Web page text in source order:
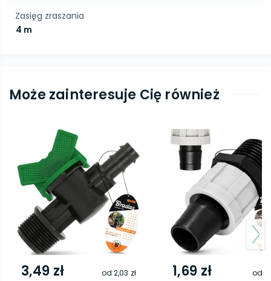
Zasięg zraszania
4 m
Może zainteresuje Cię również
3,49 zł od2,03 zł 1,69 zł od